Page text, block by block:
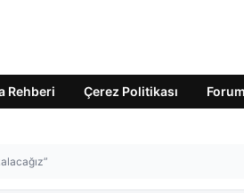
Rehberi Çerez Politikası Forum